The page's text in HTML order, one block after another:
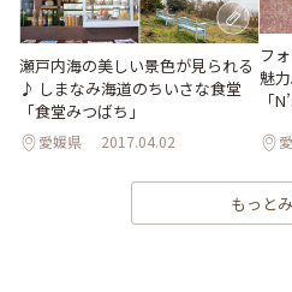
瀬戸内海の美しい景色が見られる
♪ しまなみ海道のちいさな食堂
「食堂みつばち」
愛媛県 2017.04.02
フ
魅
「
もっと